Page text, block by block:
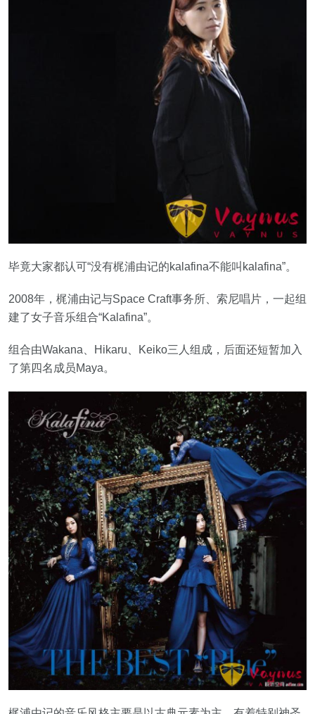
毕竟大家都认可“没有梶浦由记的kalafina不能叫kalafina”。
2008年，梶浦由记与Space Craft事务所、索尼唱片，一起组
建了女子音乐组合“Kalafina”。
组合由Wakana、Hikaru、Keiko三人组成，后面还短暂加入
了第四名成员Maya。